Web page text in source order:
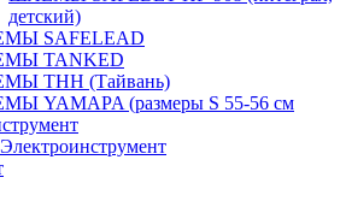
детский)
SAFELEAD
TANKED
THH (Тайвань)
YAMAPA (размеры S 55-56 см